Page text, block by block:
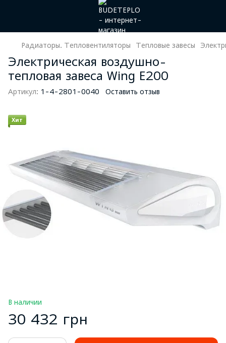
Радиаторы. Тепловентиляторы Тепловые завесы
Электрическая воздушно-
тепловая завеса Wing E200
Артикул: 1-4-2801-0040 Оставить отзыв
Хит
В наличии
30 432 грн